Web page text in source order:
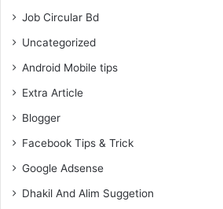
Job Circular Bd
Uncategorized
Android Mobile tips
Extra Article
Blogger
Facebook Tips & Trick
Google Adsense
Dhakil And Alim Suggetion